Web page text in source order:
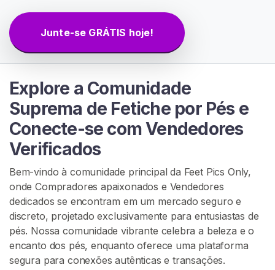
Junte-se GRÁTIS hoje!
Explore a Comunidade
Suprema de Fetiche por Pés e
Conecte-se com Vendedores
Verificados
Bem-vindo à comunidade principal da Feet Pics Only,
onde Compradores apaixonados e Vendedores
dedicados se encontram em um mercado seguro e
discreto, projetado exclusivamente para entusiastas de
pés. Nossa comunidade vibrante celebra a beleza e o
encanto dos pés, enquanto oferece uma plataforma
segura para conexões autênticas e transações.
I
n
o
P
r
o
c
u
r
a
r
V